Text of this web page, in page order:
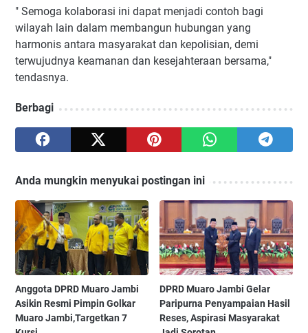
" Semoga kolaborasi ini dapat menjadi contoh bagi
wilayah lain dalam membangun hubungan yang
harmonis antara masyarakat dan kepolisian, demi
terwujudnya keamanan dan kesejahteraan bersama,"
tendasnya.
Berbagi
Anda mungkin menyukai postingan ini
Anggota DPRD Muaro Jambi
Asikin Resmi Pimpin Golkar
Muaro Jambi,Targetkan 7
DPRD Muaro Jambi Gelar
Paripurna Penyampaian Hasil
Reses, Aspirasi Masyarakat